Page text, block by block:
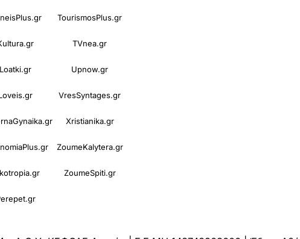
TourismosPlus.gr
TVnea.gr
Loatki.gr Upnow.gr
VresSyntages.gr
Xristianika.gr
ZoumeKalytera.gr
ZoumeSpiti.gr